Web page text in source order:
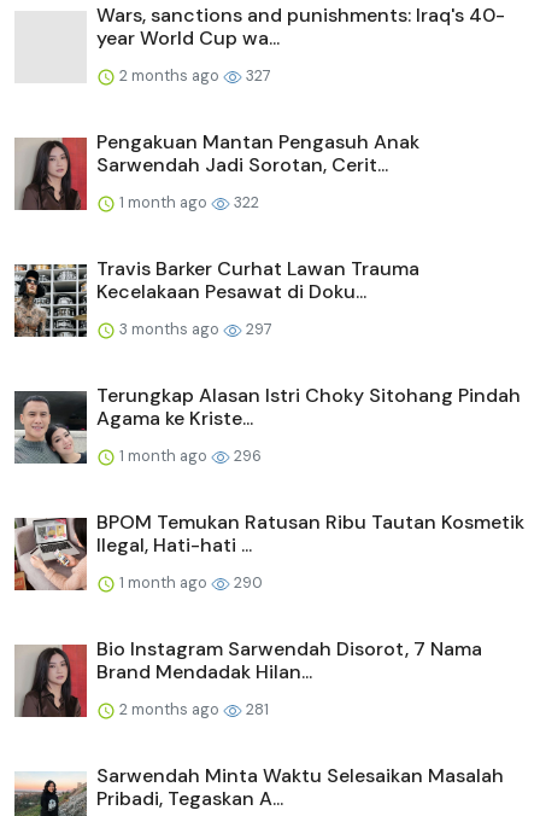
Wars, sanctions and punishments: Iraq's 40-
year World Cup wa...
2 months ago 327
Pengakuan Mantan Pengasuh Anak
Sarwendah Jadi Sorotan, Cerit...
1 month ago 322
Travis Barker Curhat Lawan Trauma
Kecelakaan Pesawat di Doku...
3 months ago 297
Terungkap Alasan Istri Choky Sitohang Pindah
Agama ke Kriste...
1 month ago 296
BPOM Temukan Ratusan Ribu Tautan Kosmetik
Ilegal, Hati-hati ...
1 month ago 290
Bio Instagram Sarwendah Disorot, 7 Nama
Brand Mendadak Hilan...
2 months ago 281
Sarwendah Minta Waktu Selesaikan Masalah
Pribadi, Tegaskan A...